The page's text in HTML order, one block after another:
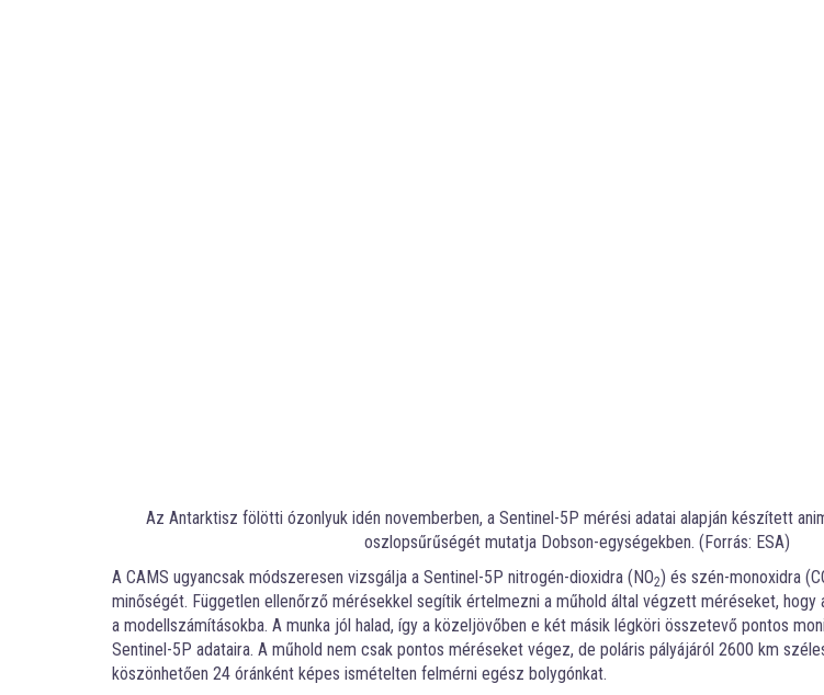
Az Antarktisz fölötti ózonlyuk idén novemberben, a Sentinel-5P mérési adatai alapján készített
oszlopsűrűségét mutatja Dobson-egységekben. (Forrás: ESA)
A CAMS ugyancsak módszeresen vizsgálja a Sentinel-5P nitrogén-dioxidra (NO2) és szén-monoxidra
minőségét. Független ellenőrző mérésekkel segítik értelmezni a műhold által végzett méréseket, hogy
a modellszámításokba. A munka jól halad, így a közeljövőben e két másik légköri összetevő pontos
Sentinel-5P adataira. A műhold nem csak pontos méréseket végez, de poláris pályájáról 2600 km
köszönhetően 24 óránként képes ismételten felmérni egész bolygónkat.